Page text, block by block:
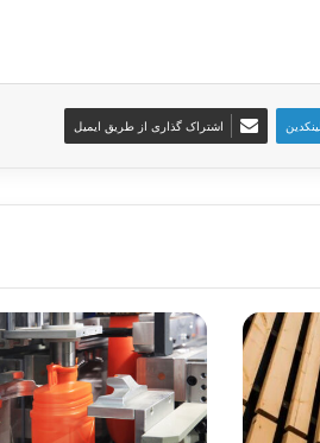
اشتراک گذاری از طریق ایمیل